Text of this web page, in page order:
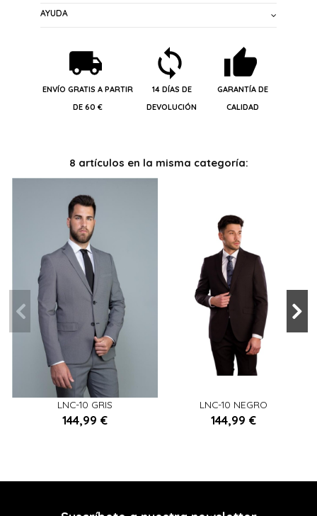
AYUDA
ENVÍO GRATIS A PARTIR
DE 60 €
14 DÍAS DE
DEVOLUCIÓN
GARANTÍA DE
CALIDAD
8 artículos en la misma categoría:
LNC-10 GRIS
144,99 €
54
Añadir al carrito
LNC-10 NEGRO
144,99 €
Añadir al carrito